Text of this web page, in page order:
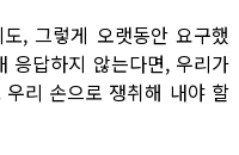
, 그렇게 오랫동안 요구했
응답하지 않는다면, 우리가
리 손으로 쟁취해 내야 할